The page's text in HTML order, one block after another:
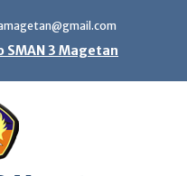
SMAN 3 Magetan